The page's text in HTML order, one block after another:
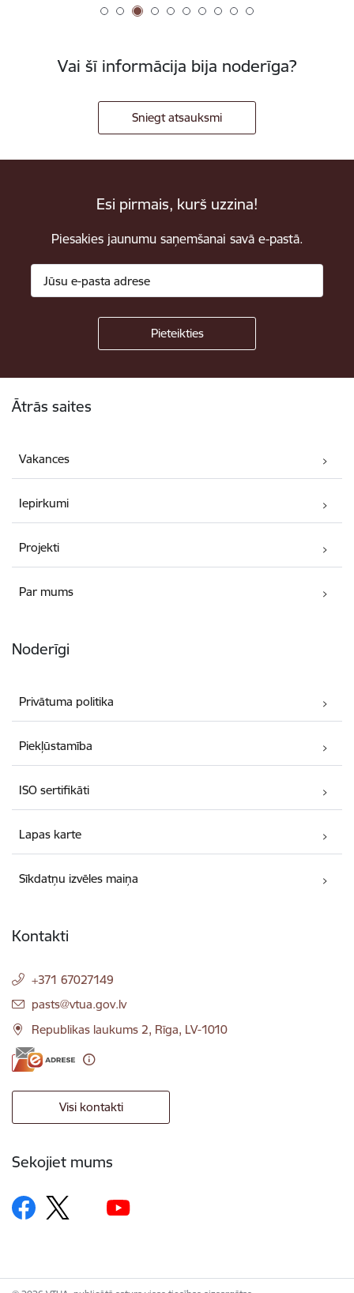
Vai šī informācija bija noderīga?
Sniegt atsauksmi
Esi pirmais, kurš uzzina!
Piesakies jaunumu saņemšanai savā e-pastā.
Ātrās saites
Vakances
Iepirkumi
Projekti
Par mums
Noderīgi
Privātuma politika
Piekļūstamība
ISO sertifikāti
Lapas karte
Sīkdatņu izvēles maiņa
Kontakti
+371 67027149
E-pasts:
pasts@vtua.gov.lv
Republikas laukums 2, Rīga, LV-1010
Visi kontakti
Sekojiet mums